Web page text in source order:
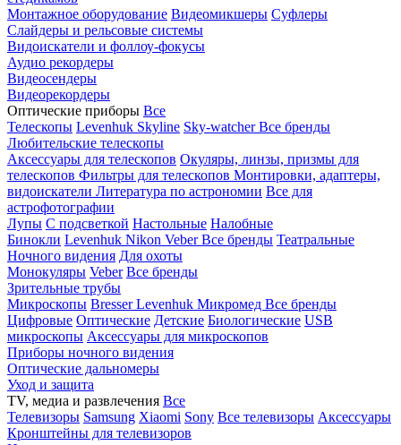
Монтажное оборудование Видеомикшеры Суфлеры
Слайдеры и рельсовые системы
Видоискатели и фоллоу-фокусы
Аудио рекордеры
Видеосендеры
Видеорекордеры
Оптические приборы Все
Телескопы Levenhuk Skyline Sky-watcherВсе бренды
Любительские телескопы
Аксессуары для телескопов Окуляры, линзы, призмы для
телескопов Фильтры для телескопов Монтировки, адаптеры,
видоискатели Литература по астрономии Все для
астрофотографии
Лупы С подсветкой Настольные Налобные
Бинокли Levenhuk Nikon VeberВсе бренды Театральные
Ночного видения Для охоты
Монокуляры Veber Все бренды
Зрительные трубы
Микроскопы BresserLevenhuk Микромед Все бренды
Цифровые Оптические Детские Биологические USB
микроскопы Аксессуары для микроскопов
Приборы ночного видения
Оптические дальномеры
Уход и защита
TV, медиа и развлечения Все
Телевизоры Samsung Xiaomi Sony Все телевизоры Аксессуары
Кронштейны для телевизоров